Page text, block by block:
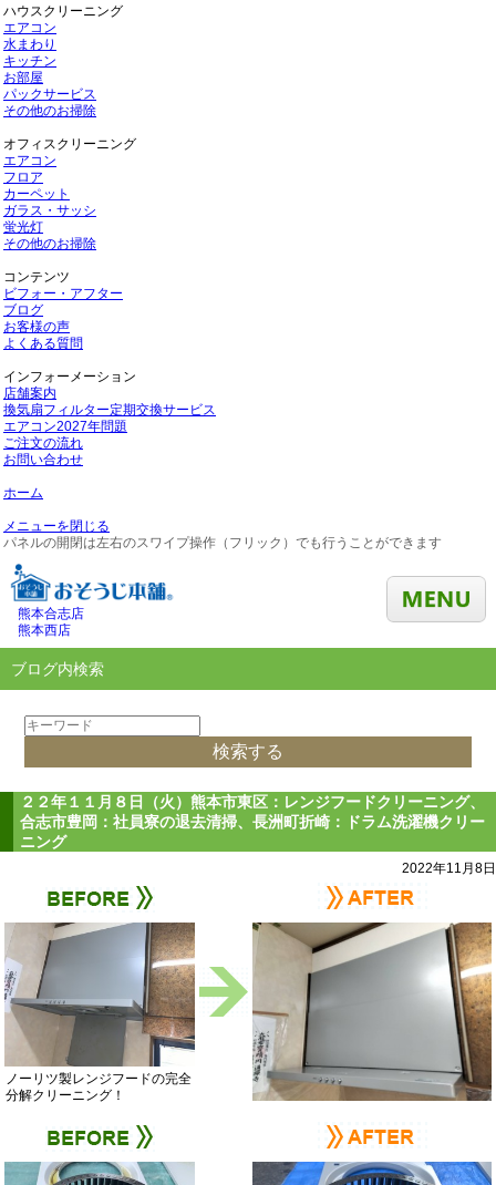
ハウスクリーニング
エアコン
水まわり
キッチン
お部屋
パックサービス
その他のお掃除
オフィスクリーニング
エアコン
フロア
カーペット
ガラス・サッシ
蛍光灯
その他のお掃除
コンテンツ
ビフォー・アフター
ブログ
お客様の声
よくある質問
インフォーメーション
店舗案内
換気扇フィルター定期交換サービス
エアコン2027年問題
ご注文の流れ
お問い合わせ
ホーム
メニューを閉じる
パネルの開閉は左右のスワイプ操作（フリック）でも行うことができます
熊本合志店
熊本西店
ブログ内検索
２２年１１月８日（火）熊本市東区：レンジフードクリーニング、
合志市豊岡：社員寮の退去清掃、長洲町折崎：ドラム洗濯機クリー
ニング
2022年11月8日
ノーリツ製レンジフードの完全
分解クリーニング！